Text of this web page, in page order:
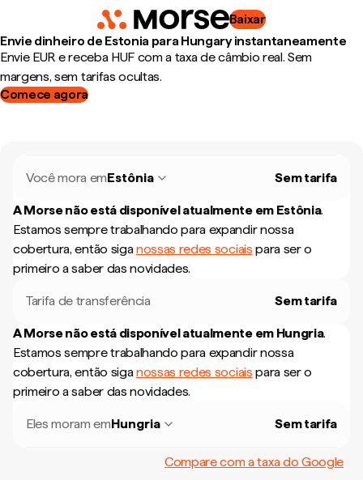
Baixar
Envie dinheiro de Estonia para Hungary instantaneamente
Envie EUR e receba HUF com a taxa de câmbio real. Sem
margens, sem tarifas ocultas.
Comece agora
Você mora emEstônia Sem tarifa
A Morse não está disponível atualmente em Estônia.
Estamos sempre trabalhando para expandir nossa
cobertura, então siganossas redes sociais para ser o
primeiro a saber das novidades.
Tarifa de transferência Sem tarifa
A Morse não está disponível atualmente em Hungria.
Estamos sempre trabalhando para expandir nossa
cobertura, então siganossas redes sociais para ser o
primeiro a saber das novidades.
Eles moram emHungria Sem tarifa
Compare com a taxa do Google